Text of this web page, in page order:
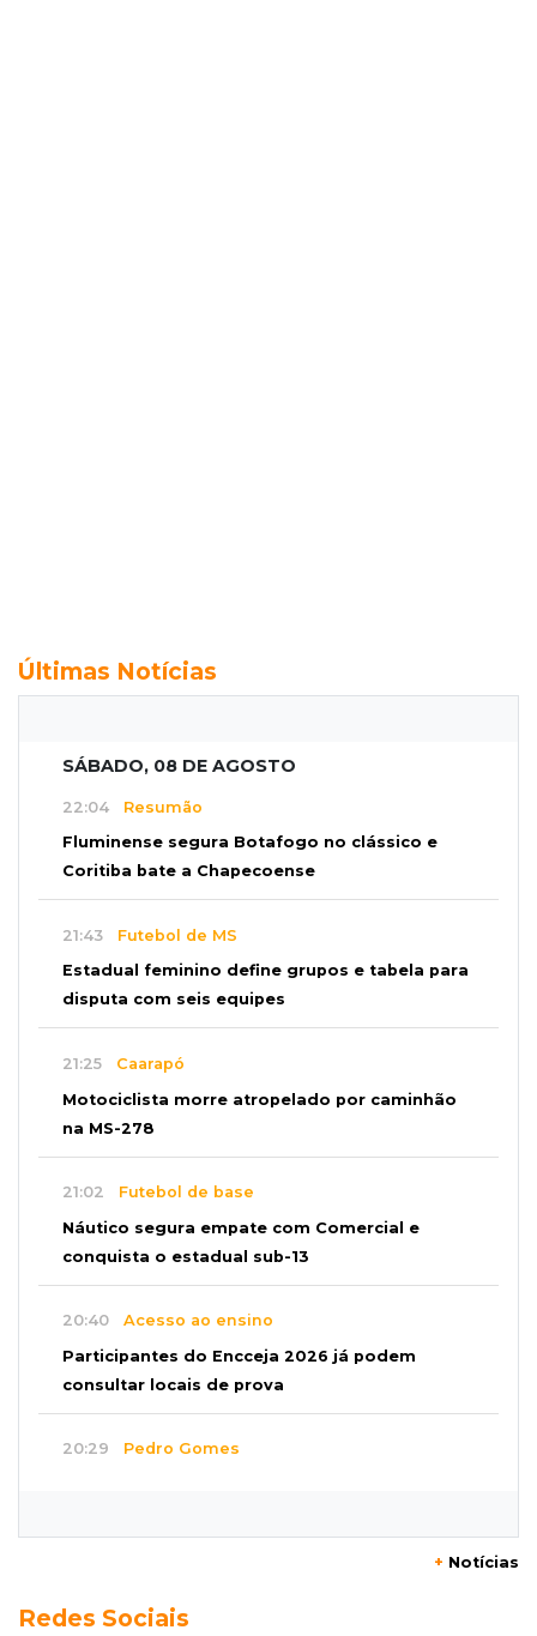
Últimas Notícias
SÁBADO, 08 DE AGOSTO
22:04 Resumão
Fluminense segura Botafogo no clássico e
Coritiba bate a Chapecoense
21:43 Futebol de MS
Estadual feminino define grupos e tabela para
disputa com seis equipes
21:25 Caarapó
Motociclista morre atropelado por caminhão
na MS-278
21:02 Futebol de base
Náutico segura empate com Comercial e
conquista o estadual sub-13
20:40 Acesso ao ensino
Participantes do Encceja 2026 já podem
consultar locais de prova
20:29 Pedro Gomes
Pantanal treina em Goiânia antes de jogo que
+ Notícias
Redes Sociais